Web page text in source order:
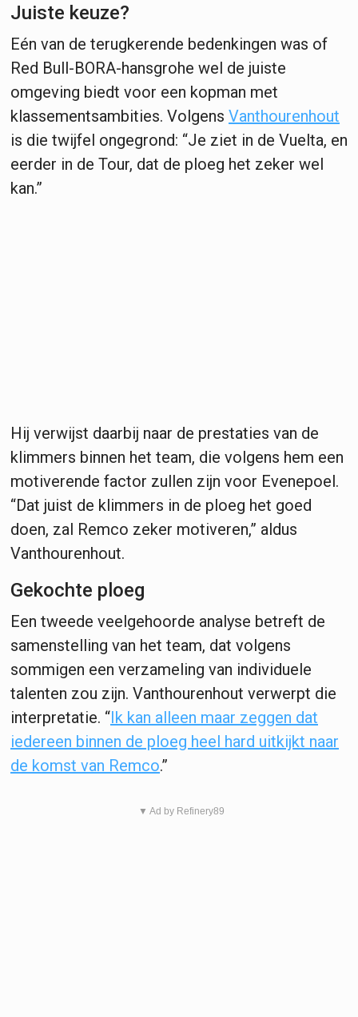
Juiste keuze?
Eén van de terugkerende bedenkingen was of
Red Bull-BORA-hansgrohe wel de juiste
omgeving biedt voor een kopman met
klassementsambities. Volgens Vanthourenhout
is die twijfel ongegrond: “Je ziet in de Vuelta, en
eerder in de Tour, dat de ploeg het zeker wel
kan.”
Hij verwijst daarbij naar de prestaties van de
klimmers binnen het team, die volgens hem een
motiverende factor zullen zijn voor Evenepoel.
“Dat juist de klimmers in de ploeg het goed
doen, zal Remco zeker motiveren,” aldus
Vanthourenhout.
Gekochte ploeg
Een tweede veelgehoorde analyse betreft de
samenstelling van het team, dat volgens
sommigen een verzameling van individuele
talenten zou zijn. Vanthourenhout verwerpt die
interpretatie. “Ik kan alleen maar zeggen dat
iedereen binnen de ploeg heel hard uitkijkt naar
de komst van Remco.”
▼ Ad by Refinery89